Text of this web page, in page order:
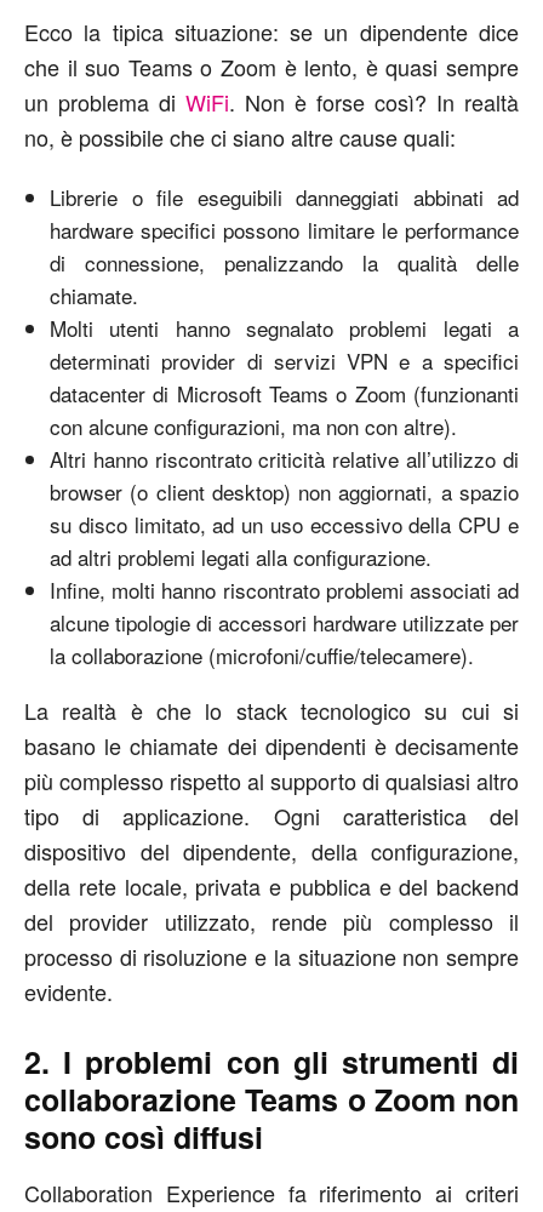
Ecco la tipica situazione: se un dipendente dice
che il suo Teams o Zoom è lento, è quasi sempre
un problema di WiFi. Non è forse così? In realtà
no, è possibile che ci siano altre cause quali:
Librerie o file eseguibili danneggiati abbinati ad
hardware specifici possono limitare le performance
di connessione, penalizzando la qualità delle
chiamate.
Molti utenti hanno segnalato problemi legati a
determinati provider di servizi VPN e a specifici
datacenter di Microsoft Teams o Zoom (funzionanti
con alcune configurazioni, ma non con altre).
Altri hanno riscontrato criticità relative all’utilizzo di
browser (o client desktop) non aggiornati, a spazio
su disco limitato, ad un uso eccessivo della CPU e
ad altri problemi legati alla configurazione.
Infine, molti hanno riscontrato problemi associati ad
alcune tipologie di accessori hardware utilizzate per
la collaborazione (microfoni/cuffie/telecamere).
La realtà è che lo stack tecnologico su cui si
basano le chiamate dei dipendenti è decisamente
più complesso rispetto al supporto di qualsiasi altro
tipo di applicazione. Ogni caratteristica del
dispositivo del dipendente, della configurazione,
della rete locale, privata e pubblica e del backend
del provider utilizzato, rende più complesso il
processo di risoluzione e la situazione non sempre
evidente.
2. I problemi con gli strumenti di
collaborazione Teams o Zoom non
sono così diffusi
Collaboration Experience fa riferimento ai criteri